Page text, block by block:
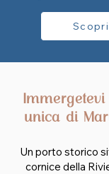
unica di
Un porto storico
cornice della